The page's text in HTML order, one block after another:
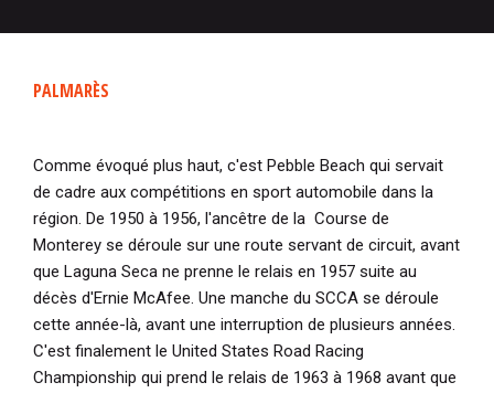
PALMARÈS
Comme évoqué plus haut, c'est Pebble Beach qui servait
de cadre aux compétitions en sport automobile dans la
région. De 1950 à 1956, l'ancêtre de la Course de
Monterey se déroule sur une route servant de circuit, avant
que Laguna Seca ne prenne le relais en 1957 suite au
décès d'Ernie McAfee. Une manche du SCCA se déroule
cette année-là, avant une interruption de plusieurs années.
C'est finalement le United States Road Racing
Championship qui prend le relais de 1963 à 1968 avant que